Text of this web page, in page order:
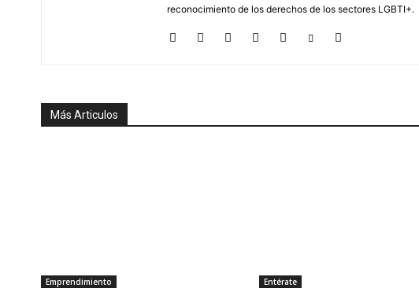
reconocimiento de los derechos de los sectores LGBTI+.
Más Articulos
Emprendimiento Entérate